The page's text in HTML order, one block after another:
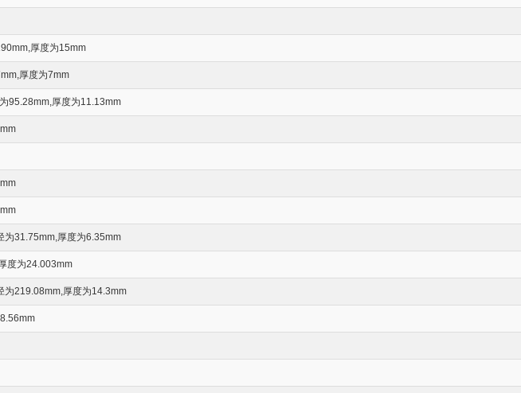
厚度为15mm
厚度为7mm
95.28mm,厚度为11.13mm
为31.75mm,厚度为6.35mm
度为24.003mm
为219.08mm,厚度为14.3mm